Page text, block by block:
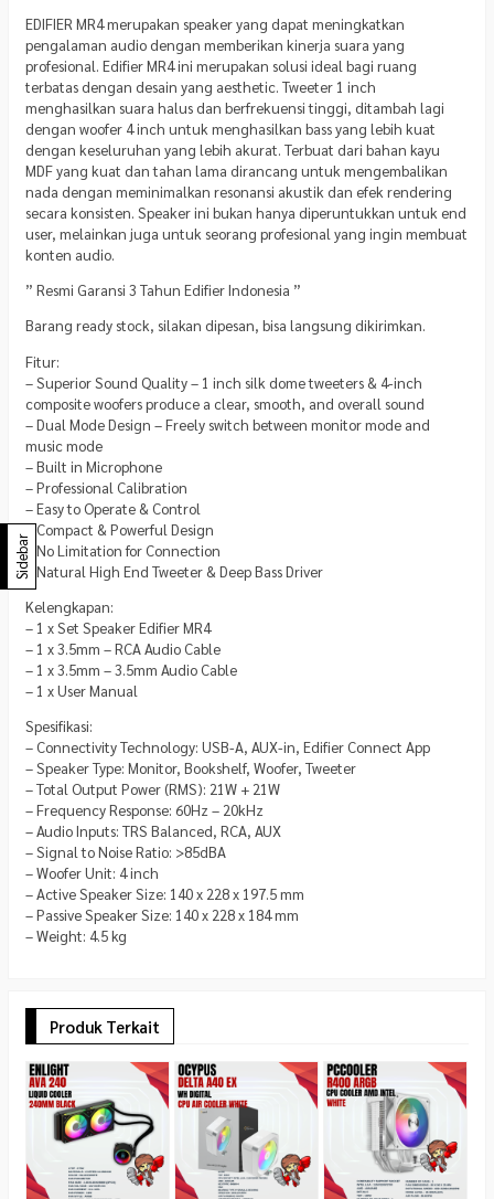
EDIFIER MR4 merupakan speaker yang dapat meningkatkan
pengalaman audio dengan memberikan kinerja suara yang
profesional. Edifier MR4 ini merupakan solusi ideal bagi ruang
terbatas dengan desain yang aesthetic. Tweeter 1 inch
menghasilkan suara halus dan berfrekuensi tinggi, ditambah lagi
dengan woofer 4 inch untuk menghasilkan bass yang lebih kuat
dengan keseluruhan yang lebih akurat. Terbuat dari bahan kayu
MDF yang kuat dan tahan lama dirancang untuk mengembalikan
nada dengan meminimalkan resonansi akustik dan efek rendering
secara konsisten. Speaker ini bukan hanya diperuntukkan untuk end
user, melainkan juga untuk seorang profesional yang ingin membuat
konten audio.
” Resmi Garansi 3 Tahun Edifier Indonesia ”
Barang ready stock, silakan dipesan, bisa langsung dikirimkan.
Fitur:
– Superior Sound Quality – 1 inch silk dome tweeters & 4-inch
composite woofers produce a clear, smooth, and overall sound
– Dual Mode Design – Freely switch between monitor mode and
music mode
– Built in Microphone
– Professional Calibration
– Easy to Operate & Control
– Compact & Powerful Design
– No Limitation for Connection
– Natural High End Tweeter & Deep Bass Driver
Kelengkapan:
– 1 x Set Speaker Edifier MR4
– 1 x 3.5mm – RCA Audio Cable
– 1 x 3.5mm – 3.5mm Audio Cable
– 1 x User Manual
Spesifikasi:
– Connectivity Technology: USB-A, AUX-in, Edifier Connect App
– Speaker Type: Monitor, Bookshelf, Woofer, Tweeter
– Total Output Power (RMS): 21W + 21W
– Frequency Response: 60Hz – 20kHz
– Audio Inputs: TRS Balanced, RCA, AUX
– Signal to Noise Ratio: >85dBA
– Woofer Unit: 4 inch
– Active Speaker Size: 140 x 228 x 197.5 mm
– Passive Speaker Size: 140 x 228 x 184 mm
– Weight: 4.5 kg
Produk Terkait
Sidebar